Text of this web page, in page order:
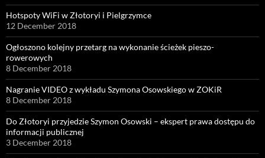
Hotspoty WiFi w Złotoryi i Pielgrzymce
12 December 2018
Ogłoszono kolejny przetarg na wykonanie ścieżek pieszo-
rowerowych
8 December 2018
Nagranie VIDEO z wykładu Szymona Osowskiego w ZOKiR
8 December 2018
Do Złotoryi przyjedzie Szymon Osowski – ekspert prawa dostępu do
informacji publicznej
3 December 2018